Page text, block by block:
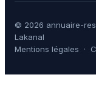
© 2026 annuaire-
Lakanal
Mentions légales ·